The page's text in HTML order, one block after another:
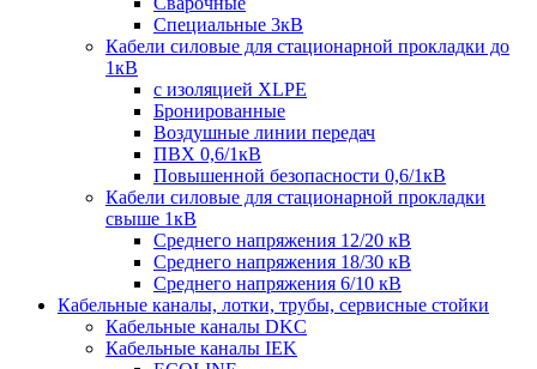
Специальные 3кВ
Кабели силовые для стационарной прокладки до
1кВ
c изоляцией XLPE
Бронированные
Воздушные линии передач
ПВХ 0,6/1кВ
Повышенной безопасности 0,6/1кВ
Кабели силовые для стационарной прокладки
свыше 1кВ
Среднего напряжения 12/20 кВ
Среднего напряжения 18/30 кВ
Среднего напряжения 6/10 кВ
Кабельные каналы, лотки, трубы, сервисные стойки
Кабельные каналы DKC
Кабельные каналы IEK